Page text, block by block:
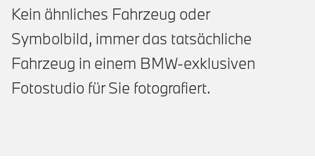
Kein ähnliches Fahrzeug oder
Symbolbild, immer das tatsächliche
Fahrzeug in einem BMW-exklusiven
Fotostudio für Sie fotografiert.